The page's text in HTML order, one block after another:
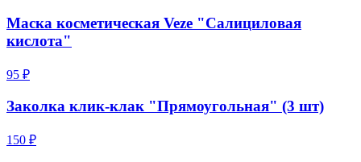
Маска косметическая Veze "Салициловая
кислота"
95 ₽
Заколка клик-клак "Прямоугольная" (3 шт)
150 ₽